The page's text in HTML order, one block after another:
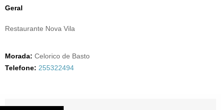
Geral
Restaurante Nova Vila
Morada: Celorico de Basto
Telefone: 255322494